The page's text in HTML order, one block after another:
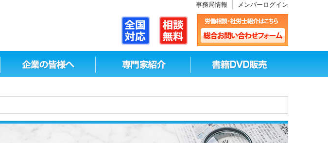
事務局情報 メンバーログイン